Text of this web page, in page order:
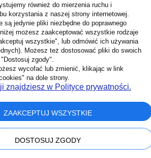
603 658 272
Sklep@Superbateria.pl
(pon-pt 8:00-15:30)
również do mierzenia ruchu i
korzystania z naszej strony internetowej.
są jedynie pliki niezbędne do poprawnego
możesz zaakceptować wszystkie rodzaje
wszystkie", lub odmówić ich używania
Możesz też dostosować pliki do swoich
zgody".
wycofać lub zmienić, klikając w link
na dole strony.
znajdziesz w Polityce prywatności.
ZAAKCEPTUJ WSZYSTKIE
DOSTOSUJ ZGODY